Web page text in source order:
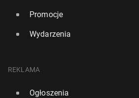
Promocje
Wydarzenia
REKLAMA
Ogłoszenia